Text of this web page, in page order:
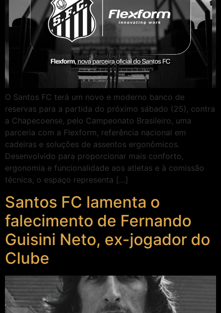
O Santos FC terá um novo e moderno banco de
reservas para a partida do próximo sábado (25), contra
a Chapecoense, pelo Campeonato Brasileiro, uma
parceria com a Flexform, referência nacional em
cadeiras e soluções de assentos ergonômicos.
Desenvolvido para proporcionar mais conforto,
ergonomia e funcionalidade aos atletas e à comissão
técnica, o espaço representa […]
Santos FC lamenta o
falecimento de Fernando
Guisini Neto, ex-jogador do
Clube